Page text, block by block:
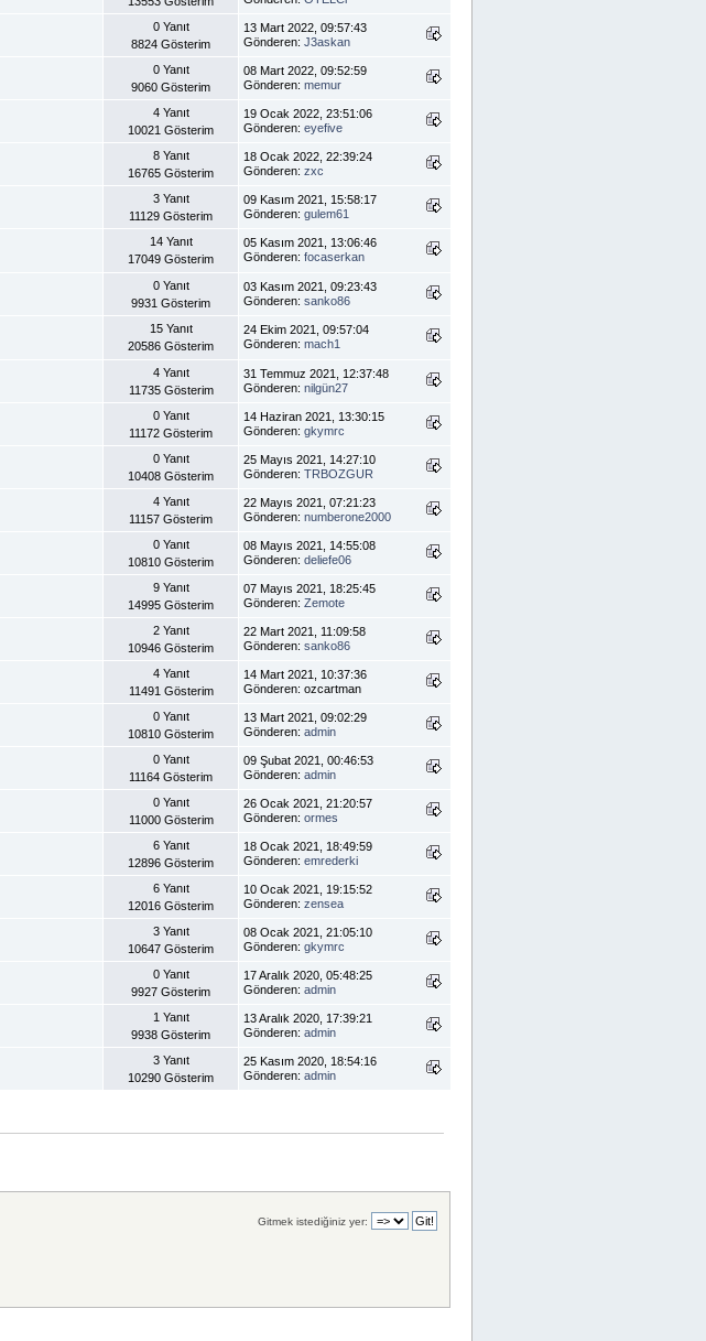
0 Yanıt
8824 Gösterim
13 Mart 2022, 09:57:43
Gönderen: J3askan
0 Yanıt
9060 Gösterim
08 Mart 2022, 09:52:59
Gönderen: memur
4 Yanıt
10021 Gösterim
19 Ocak 2022, 23:51:06
Gönderen: eyefive
8 Yanıt
16765 Gösterim
18 Ocak 2022, 22:39:24
Gönderen: zxc
3 Yanıt
11129 Gösterim
09 Kasım 2021, 15:58:17
Gönderen: gulem61
14 Yanıt
17049 Gösterim
05 Kasım 2021, 13:06:46
Gönderen: focaserkan
0 Yanıt
9931 Gösterim
03 Kasım 2021, 09:23:43
Gönderen: sanko86
15 Yanıt
20586 Gösterim
24 Ekim 2021, 09:57:04
Gönderen: mach1
4 Yanıt
11735 Gösterim
31 Temmuz 2021, 12:37:48
Gönderen: nilgün27
0 Yanıt
11172 Gösterim
14 Haziran 2021, 13:30:15
Gönderen: gkymrc
0 Yanıt
10408 Gösterim
25 Mayıs 2021, 14:27:10
Gönderen: TRBOZGUR
4 Yanıt
11157 Gösterim
22 Mayıs 2021, 07:21:23
Gönderen: numberone2000
0 Yanıt
10810 Gösterim
08 Mayıs 2021, 14:55:08
Gönderen: deliefe06
9 Yanıt
14995 Gösterim
07 Mayıs 2021, 18:25:45
Gönderen: Zemote
2 Yanıt
10946 Gösterim
22 Mart 2021, 11:09:58
Gönderen: sanko86
4 Yanıt
11491 Gösterim
14 Mart 2021, 10:37:36
Gönderen: ozcartman
0 Yanıt
10810 Gösterim
13 Mart 2021, 09:02:29
Gönderen: admin
0 Yanıt
11164 Gösterim
09 Şubat 2021, 00:46:53
Gönderen: admin
0 Yanıt
11000 Gösterim
26 Ocak 2021, 21:20:57
Gönderen: ormes
6 Yanıt
12896 Gösterim
18 Ocak 2021, 18:49:59
Gönderen: emrederki
6 Yanıt
12016 Gösterim
10 Ocak 2021, 19:15:52
Gönderen: zensea
3 Yanıt
10647 Gösterim
08 Ocak 2021, 21:05:10
Gönderen: gkymrc
0 Yanıt
9927 Gösterim
17 Aralık 2020, 05:48:25
Gönderen: admin
1 Yanıt
9938 Gösterim
13 Aralık 2020, 17:39:21
Gönderen: admin
3 Yanıt
10290 Gösterim
25 Kasım 2020, 18:54:16
Gönderen: admin
Gitmek istediğiniz yer: